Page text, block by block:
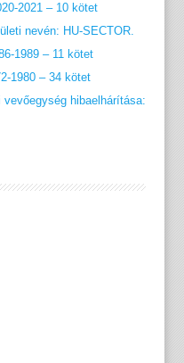
2021 – 10 kötet
nevén: HU-SECTOR.
1989 – 11 kötet
1980 – 34 kötet
vevőegység hibaelhárítása: